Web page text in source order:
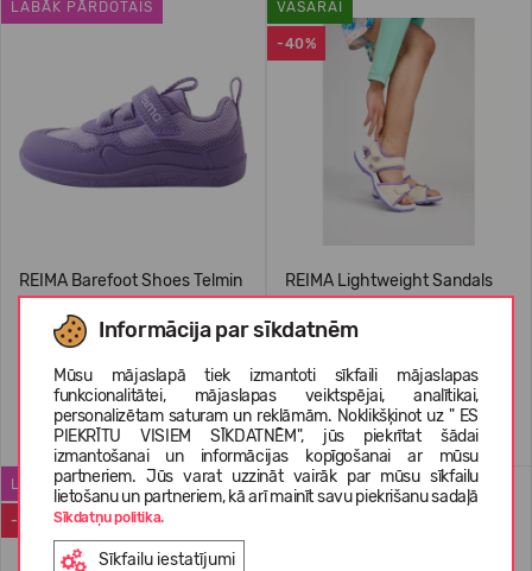
Informācija par sīkdatnēm
Mūsu mājaslapā tiek izmantoti sīkfaili mājaslapas
funkcionalitātei, mājaslapas veiktspējai, analītikai,
personalizētam saturam un reklāmām. Noklikšķinot uz " ES
PIEKRĪTU VISIEM SĪKDATNĒM", jūs piekrītat šādai
izmantošanai un informācijas kopīgošanai ar mūsu
partneriem. Jūs varat uzzināt vairāk par mūsu sīkfailu
lietošanu un partneriem, kā arī mainīt savu piekrišanu sadaļā
Sīkdatņu politika.
Sīkfailu iestatījumi
LABĀK PĀRDOTAIS
REIMA Barefoot Shoes Telmin
Kids' 5400175A
74,95 €
+2
-40%
VASARAI
REIMA Lightweight Sandals
Ratas
29,99 € 49.95
-50%
LABĀK PĀRDOTAIS WATERPROOF